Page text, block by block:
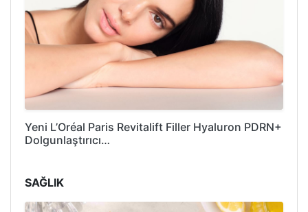
Yeni L’Oréal Paris Revitalift Filler Hyaluron PDRN+
Dolgunlaştırıcı…
SAĞLIK